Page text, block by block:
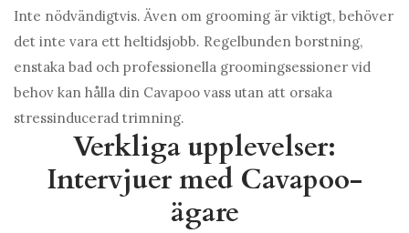
Inte nödvändigtvis. Även om grooming är viktigt, behöver
det inte vara ett heltidsjobb. Regelbunden borstning,
enstaka bad och professionella groomingsessioner vid
behov kan hålla din Cavapoo vass utan att orsaka
stressinducerad trimning.
Verkliga upplevelser:
Intervjuer med Cavapoo-
ägare